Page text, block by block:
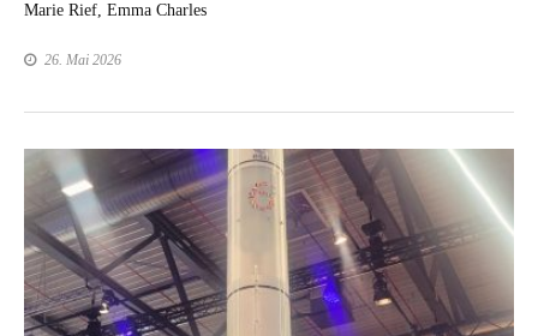
Marie Rief, Emma Charles
26. Mai 2026